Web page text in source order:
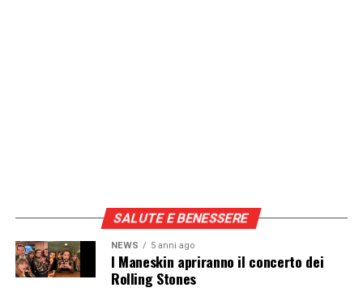
SALUTE E BENESSERE
NEWS 5 anni ago
I Maneskin apriranno il concerto dei
Rolling Stones